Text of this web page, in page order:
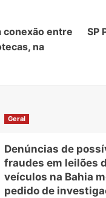
conexão entre
na
SP
Geral
Denúncias de
fraudes em leilões
veículos na Bahia
pedido de